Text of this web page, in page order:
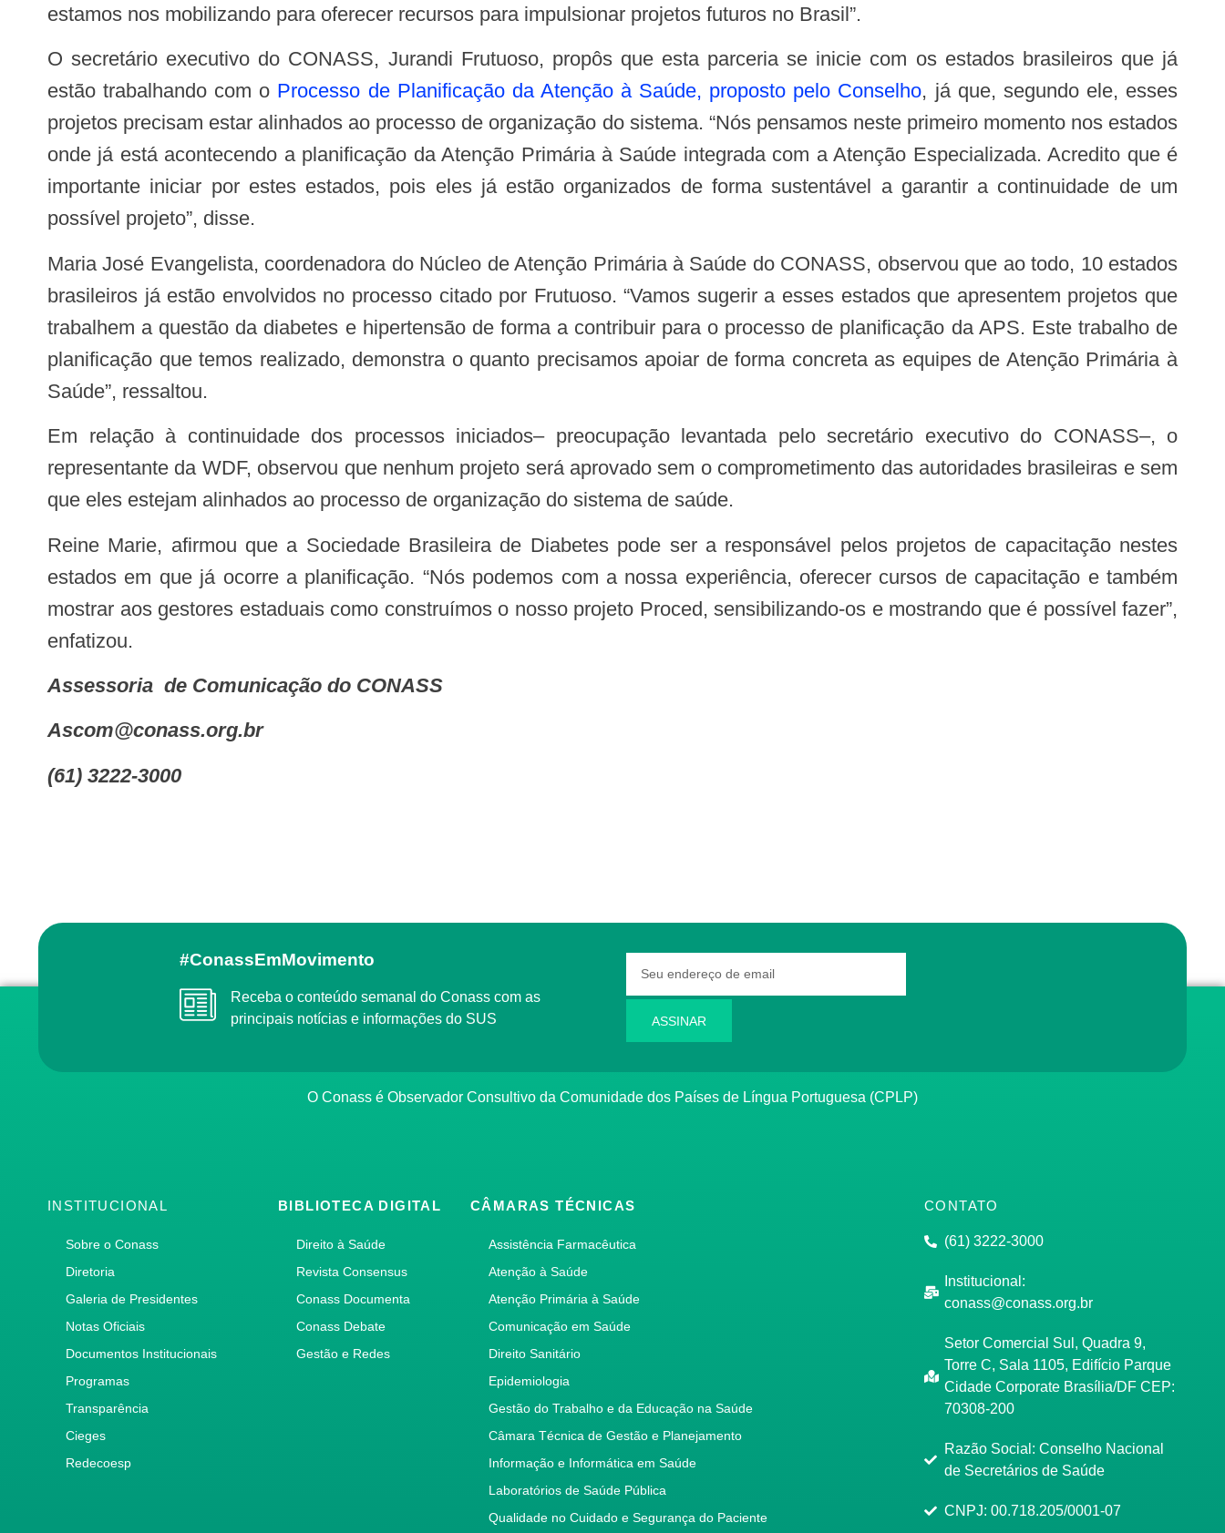
estamos nos mobilizando para oferecer recursos para impulsionar projetos futuros no Brasil”.
O secretário executivo do CONASS, Jurandi Frutuoso, propôs que esta parceria se inicie com os estados brasileiros que já
estão trabalhando com o Processo de Planificação da Atenção à Saúde, proposto pelo Conselho, já que, segundo ele, esses
projetos precisam estar alinhados ao processo de organização do sistema. “Nós pensamos neste primeiro momento nos estados
onde já está acontecendo a planificação da Atenção Primária à Saúde integrada com a Atenção Especializada. Acredito que é
importante iniciar por estes estados, pois eles já estão organizados de forma sustentável a garantir a continuidade de um
possível projeto”, disse.
Maria José Evangelista, coordenadora do Núcleo de Atenção Primária à Saúde do CONASS, observou que ao todo, 10 estados
brasileiros já estão envolvidos no processo citado por Frutuoso. “Vamos sugerir a esses estados que apresentem projetos que
trabalhem a questão da diabetes e hipertensão de forma a contribuir para o processo de planificação da APS. Este trabalho de
planificação que temos realizado, demonstra o quanto precisamos apoiar de forma concreta as equipes de Atenção Primária à
Saúde”, ressaltou.
Em relação à continuidade dos processos iniciados– preocupação levantada pelo secretário executivo do CONASS–, o
representante da WDF, observou que nenhum projeto será aprovado sem o comprometimento das autoridades brasileiras e sem
que eles estejam alinhados ao processo de organização do sistema de saúde.
Reine Marie, afirmou que a Sociedade Brasileira de Diabetes pode ser a responsável pelos projetos de capacitação nestes
estados em que já ocorre a planificação. “Nós podemos com a nossa experiência, oferecer cursos de capacitação e também
mostrar aos gestores estaduais como construímos o nosso projeto Proced, sensibilizando-os e mostrando que é possível fazer”,
enfatizou.
Assessoria de Comunicação do CONASS
ascom@conass.org.br
(61) 3222-3000
#ConassEmMovimento
Receba o conteúdo semanal do Conass com as
principais notícias e informações do SUS
ASSINAR
O Conass é Observador Consultivo da Comunidade dos Países de Língua Portuguesa (CPLP)
INSTITUCIONAL
Sobre o Conass
Diretoria
Galeria de Presidentes
Notas Oficiais
Documentos Institucionais
Programas
Transparência
Cieges
Redecoesp
BIBLIOTECA DIGITAL
Direito à Saúde
Revista Consensus
Conass Documenta
Conass Debate
Gestão e Redes
CÂMARAS TÉCNICAS
Assistência Farmacêutica
Atenção à Saúde
Atenção Primária à Saúde
Comunicação em Saúde
Direito Sanitário
Epidemiologia
Gestão do Trabalho e da Educação na Saúde
Câmara Técnica de Gestão e Planejamento
Informação e Informática em Saúde
Laboratórios de Saúde Pública
Qualidade no Cuidado e Segurança do Paciente
CONTATO
(61) 3222-3000
Institucional:
conass@conass.org.br
Setor Comercial Sul, Quadra 9,
Torre C, Sala 1105, Edifício Parque
Cidade Corporate Brasília/DF CEP:
70308-200
Razão Social: Conselho Nacional
de Secretários de Saúde
CNPJ: 00.718.205/0001-07